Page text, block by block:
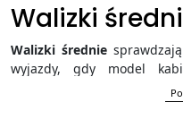
Walizki
Walizki średnie
wyjazdy, gdy model
niepotrzebny. W tej
i polipropylenu oraz